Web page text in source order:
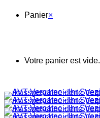
Panier×
Votre panier est vide.